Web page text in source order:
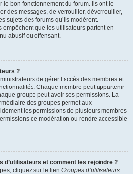
le bon fonctionnement du forum. Ils ont le
des messages, de verrouiller, déverrouiller,
sujets des forums qu’ils modèrent.
empêchent que les utilisateurs partent en
abusif ou offensant.
?
de gérer l’accès des membres et
Chaque membre peut appartenir
groupe peut avoir ses permissions. La
des groupes permet aux
les permissions de plusieurs membres
de modération ou rendre accessible
d’utilisateurs et comment les rejoindre ?
cliquez sur le lien Groupes d’utilisateurs